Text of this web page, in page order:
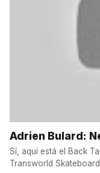
Adrien Bulard:
Sí, aquí está el Back
Transworld